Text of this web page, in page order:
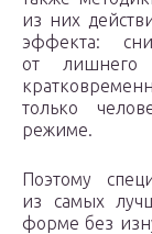
из них
эффекта:
от
только
режиме.
Поэтому
из самых
форме без